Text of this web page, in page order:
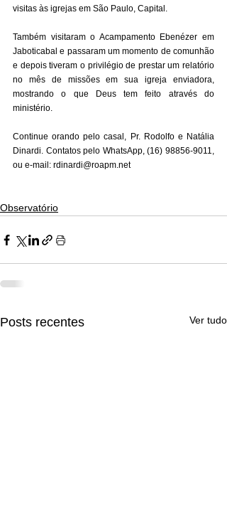
visitas às igrejas em São Paulo, Capital.
Também visitaram o Acampamento Ebenézer em
Jaboticabal e passaram um momento de comunhão
e depois tiveram o privilégio de prestar um relatório
no mês de missões em sua igreja enviadora,
mostrando o que Deus tem feito através do
ministério.
Continue orando pelo casal, Pr. Rodolfo e Natália
Dinardi. Contatos pelo WhatsApp, (16) 98856-9011,
ou e-mail: rdinardi@roapm.net
Observatório
Posts recentes Ver tudo